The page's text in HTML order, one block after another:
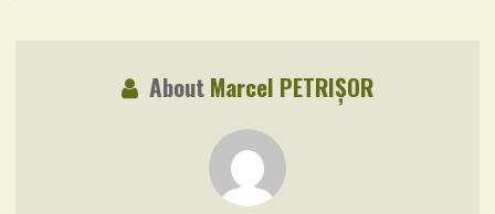
AboutMarcel PETRIȘOR